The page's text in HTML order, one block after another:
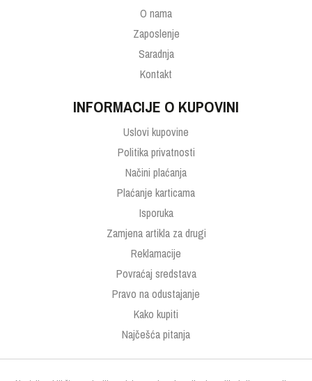
O nama
Zaposlenje
Saradnja
Kontakt
INFORMACIJE O KUPOVINI
Uslovi kupovine
Politika privatnosti
Načini plaćanja
Plaćanje karticama
Isporuka
Zamjena artikla za drugi
Reklamacije
Povraćaj sredstava
Pravo na odustajanje
Kako kupiti
Najčešća pitanja